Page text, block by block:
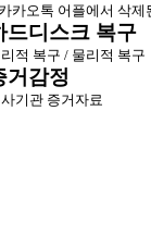
카오톡 어플에서 삭제
드디스크 복구
적 복구 / 물리적 복구
거감정
기관 증거자료